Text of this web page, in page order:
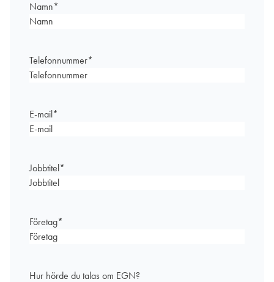
Namn*
Telefonnummer*
E-mail*
Jobbtitel*
Företag*
Hur hörde du talas om EGN?